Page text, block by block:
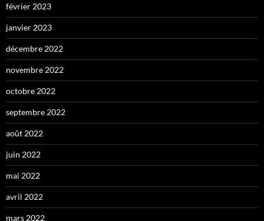
février 2023
janvier 2023
décembre 2022
novembre 2022
octobre 2022
septembre 2022
août 2022
juin 2022
mai 2022
avril 2022
mars 2022